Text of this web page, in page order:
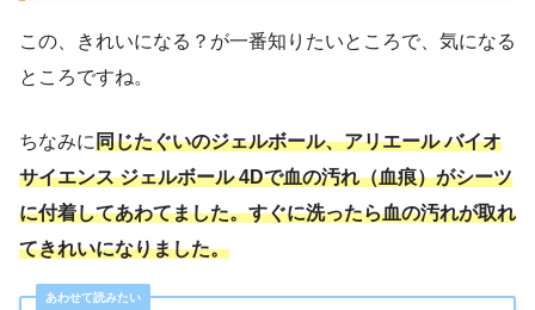
この、きれいになる？が一番知りたいところで、気になる
ところですね。
ちなみに同じたぐいのジェルボール、アリエール バイオ
サイエンス ジェルボール 4Dで血の汚れ（血痕）がシーツ
に付着してあわてました。すぐに洗ったら血の汚れが取れ
てきれいになりました。